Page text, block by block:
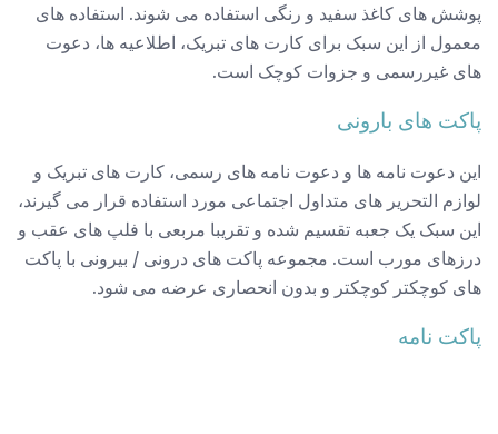
پوشش های کاغذ سفید و رنگی استفاده می شوند. استفاده های
معمول از این سبک برای کارت های تبریک، اطلاعیه ها، دعوت
های غیررسمی و جزوات کوچک است.
پاکت های بارونی
این دعوت نامه ها و دعوت نامه های رسمی، کارت های تبریک و
لوازم التحریر های متداول اجتماعی مورد استفاده قرار می گیرند،
این سبک یک جعبه تقسیم شده و تقریبا مربعی با فلپ های عقب و
درزهای مورب است. مجموعه پاکت های درونی / بیرونی با پاکت
های کوچکتر کوچکتر و بدون انحصاری عرضه می شود.
پاکت نامه